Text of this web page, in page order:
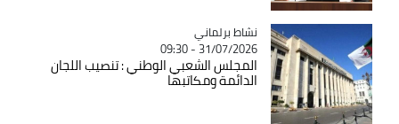
Catégorie
نشاط برلماني
31/07/2026 - 09:30
المجلس الشعبي الوطني : تنصيب اللجان
الدائمة ومكاتبها